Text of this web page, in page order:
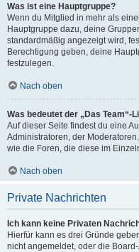
Was ist eine Hauptgruppe?
Wenn du Mitglied in mehr als
Hauptgruppe dazu, deine
standardmäßig angezeigt wird,
Berechtigung geben, deine
festzulegen.
Nach oben
Was bedeutet der „Das Team“-
Auf dieser Seite findest du eine
Administratoren, der
wie die Foren, die diese im
Nach oben
Private Nachrichten
Ich kann keine Privaten
Hierfür kann es drei Gründe
nicht angemeldet, oder die